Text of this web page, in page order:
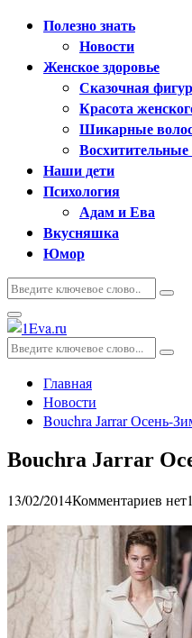
Полезно знать
Новости
Женское здоровье
Сказочная
Красота
Шикарные
Наши дети
Психология
Адам и Ева
Вкусняшка
Юмор
Искать:
Поиск
Основное
меню
Искать:
Поиск
Главная
Новости
Bouchra Jarrar Осень-
Bouchra Jarrar
13/02/2014Комментариев нет